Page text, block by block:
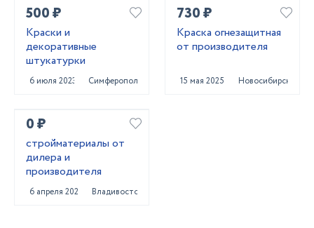
500 ₽
Краски и
декоративные
штукатурки
6 июля 2023 Симферополь
730 ₽
Краска огнезащитная
от производителя
15 мая 2025 Новосибирск
0 ₽
стройматериалы от
дилера и
производителя
6 апреля 2022 Владивосток